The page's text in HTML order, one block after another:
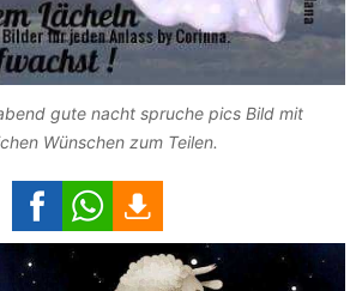
gute nacht spruche pics Bild mit
Wünschen zum Teilen.